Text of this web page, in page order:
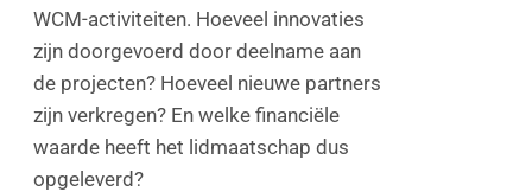
WCM-activiteiten. Hoeveel innovaties
zijn doorgevoerd door deelname aan
de projecten? Hoeveel nieuwe partners
zijn verkregen? En welke financiële
waarde heeft het lidmaatschap dus
opgeleverd?